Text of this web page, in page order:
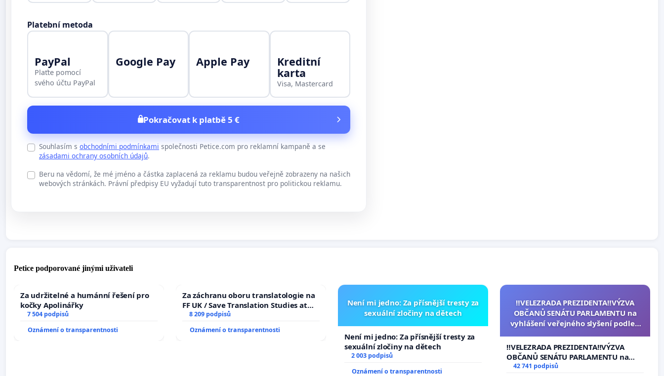
Platební metoda
PayPal
Plaťte pomocí
svého účtu PayPal
Google Pay Apple Pay Kreditní
karta
Visa, Mastercard
Pokračovat k platbě 5 €
Souhlasím s obchodními podmínkami společnosti Petice.com pro reklamní kampaně a se
zásadami ochrany osobních údajů.
Beru na vědomí, že mé jméno a částka zaplacená za reklamu budou veřejně zobrazeny na našich
webových stránkách. Právní předpisy EU vyžadují tuto transparentnost pro politickou reklamu.
Petice podporované jinými uživateli
Za udržitelné a humánní řešení pro
kočky Apolinářky
7 504 podpisů
Oznámení o transparentnosti
Za záchranu oboru translatologie na
FF UK / Save Translation Studies at
the Faculty of Arts, Charles
8 209 podpisů
Oznámení o transparentnosti
Není mi jedno: Za přísnější tresty za
sexuální zločiny na dětech
Není mi jedno: Za přísnější tresty za
sexuální zločiny na dětech
2 003 podpisů
Oznámení o transparentnosti
‼️VELEZRADA PREZIDENTA‼️VÝZVA
OBČANŮ SENÁTU PARLAMENTU na
vyhlášení veřejného slyšení podle §
na přijetí usnesení k podání ústavní
žaloby na prezidenta republiky
‼️VELEZRADA PREZIDENTA‼️VÝZVA
OBČANŮ SENÁTU PARLAMENTU na
vyhlášení veřejného slyšení podle §
42 741 podpisů